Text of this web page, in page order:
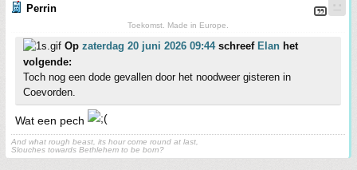
Perrin
Toekomst. Made in Europe.
Op zaterdag 20 juni 2026 09:44schreef Elan het
volgende:
Toch nog een dode gevallen door het noodweer gisteren in
Coevorden.
Wat een pech
And what rough beast, its hour come round at last,
Slouches towards Bethlehem to be born?